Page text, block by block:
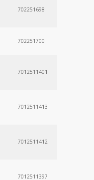
702251698
702251700
7012511401
7012511413
7012511412
7012511397